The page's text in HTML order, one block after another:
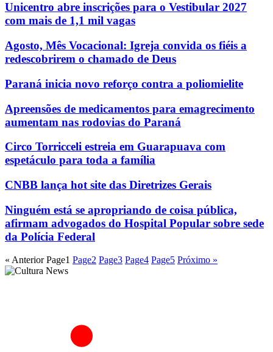
Unicentro abre inscrições para o Vestibular 2027
com mais de 1,1 mil vagas
Agosto, Mês Vocacional: Igreja convida os fiéis a
redescobrirem o chamado de Deus
Paraná inicia novo reforço contra a poliomielite
Apreensões de medicamentos para emagrecimento
aumentam nas rodovias do Paraná
Circo Torricceli estreia em Guarapuava com
espetáculo para toda a família
CNBB lança hot site das Diretrizes Gerais
Ninguém está se apropriando de coisa pública,
afirmam advogados do Hospital Popular sobre sede
da Polícia Federal
« Anterior Page1 Page2 Page3 Page4 Page5 Próximo »